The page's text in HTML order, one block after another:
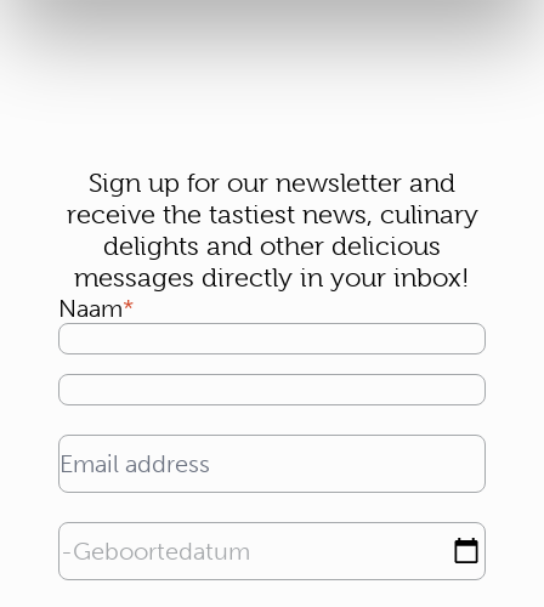
Sign up for our newsletter and
receive the tastiest news, culinary
delights and other delicious
messages directly in your inbox!
Naam
Email address
Geboortedatum